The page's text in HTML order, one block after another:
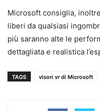
Microsoft consiglia,
liberi da qualsiasi
più saranno alte le
dettagliata e realistica
TAGS visori vr di Microsoft